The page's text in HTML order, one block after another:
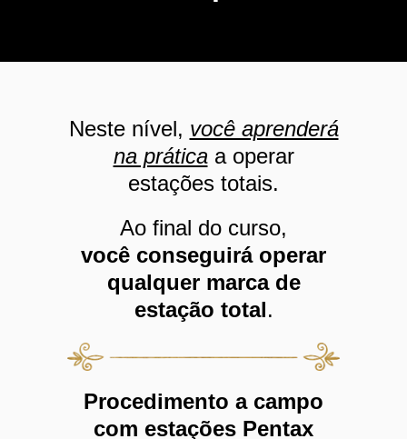
Neste nível, você aprenderá
na práticaa operar
estações totais.
Ao final do curso,
você conseguirá operar
qualquer marca de
estação total.
Procedimento a campo
com estações Pentax